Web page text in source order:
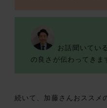
お話聞いてい
の良さが伝わってきま
続いて、加藤さんおススメ